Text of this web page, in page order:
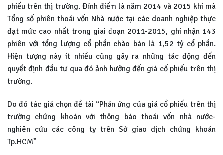
phiếu trên thị trường. Đỉnh điểm là năm 2014 và 2015 khi mà
Tổng số phiên thoái vốn Nhà nước tại các doanh nghiệp thực
đạt mức cao nhất trong giai đoạn 2011-2015, ghi nhận 143
phiên với tổng lượng cổ phần chào bán là 1,52 tỷ cổ phần.
Hiện tượng này ít nhiều cũng gây ra những tác động đến
quyết định đầu tư qua đó ảnh hưởng đến giá cố phiếu trên thị
trường.
Do đó tác giả chọn đề tài “Phản ứng của giá cổ phiếu trên thị
trường chứng khoán với thông báo thoái vốn nhà nước-
nghiên cứu các công ty trên Sở giao dịch chứng khoán
Tp.HCM”